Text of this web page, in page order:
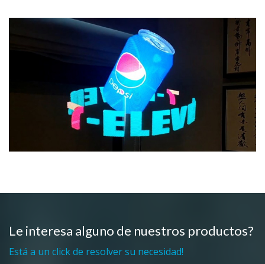
Le interesa alguno de nuestros productos?
Está a un click de resolver su necesidad!